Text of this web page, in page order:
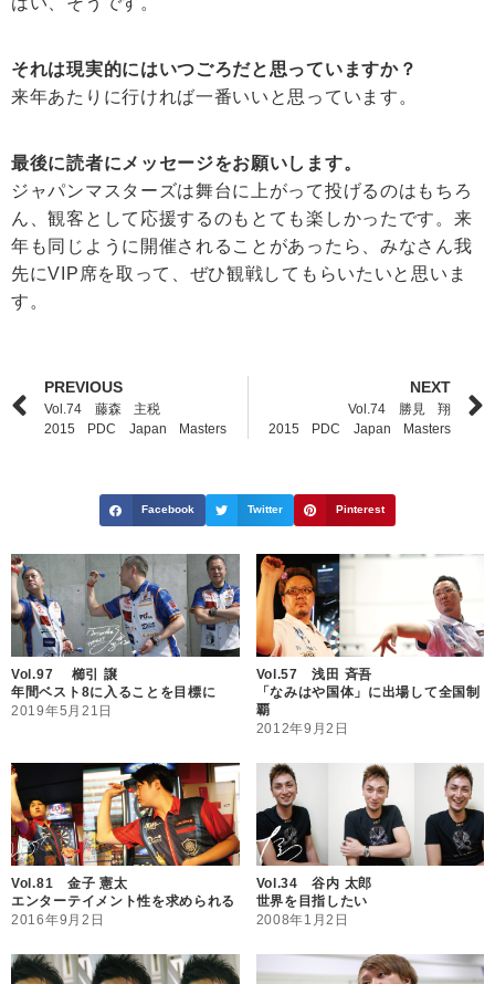
それは現実的にはいつごろだと思っていますか？
来年あたりに行ければ一番いいと思っています。
最後に読者にメッセージをお願いします。
ジャパンマスターズは舞台に上がって投げるのはもちろ
ん、観客として応援するのもとても楽しかったです。来
年も同じように開催されることがあったら、みなさん我
先にVIP席を取って、ぜひ観戦してもらいたいと思いま
す。
PREVIOUS
Vol.74 藤森 主税
2015 PDC Japan Masters
NEXT
Vol.74 勝見 翔
2015 PDC Japan Masters
Facebook Twitter Pinterest
Vol.97 櫛引 譲
年間ベスト8に入ることを目標に
2019年5月21日
Vol.57 浅田 斉吾
「なみはや国体」に出場して全国制
覇
2012年9月2日
Vol.81 金子 憲太
エンターテイメント性を求められる
2016年9月2日
Vol.34 谷内 太郎
世界を目指したい
2008年1月2日